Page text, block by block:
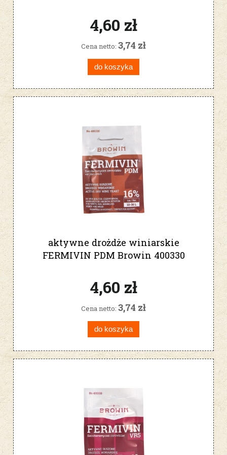
4,60 zł
Cena netto: 3,74 zł
do koszyka
aktywne drożdże winiarskie
FERMIVIN PDM Browin 400330
4,60 zł
Cena netto: 3,74 zł
do koszyka